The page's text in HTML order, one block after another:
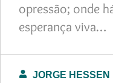
opressão; onde
esperança viva…
JORGE HESSEN